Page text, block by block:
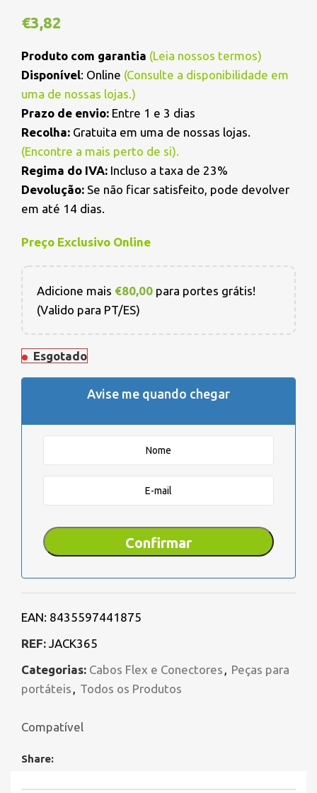
€3,82
Produto com garantia (Leia nossos termos)
Disponível: Online (Consulte a disponibilidade em
uma de nossas lojas.)
Prazo de envio: Entre 1 e 3 dias
Recolha: Gratuita em uma de nossas lojas.
(Encontre a mais perto de si).
Regima do IVA: Incluso a taxa de 23%
Devolução: Se não ficar satisfeito, pode devolver
em até 14 dias.
Preço Exclusivo Online
Adicione mais €80,00 para portes grátis!
(Valido para PT/ES)
Esgotado
Avise me quando chegar
EAN: 8435597441875
REF: JACK365
Categorias: Cabos Flex e Conectores , Peças para
portáteis , Todos os Produtos
Compatível
Share: